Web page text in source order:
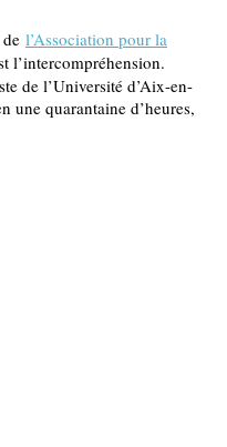
l’Association pour la
l’intercompréhension.
de l’Université d’Aix-en-
une quarantaine d’heures,